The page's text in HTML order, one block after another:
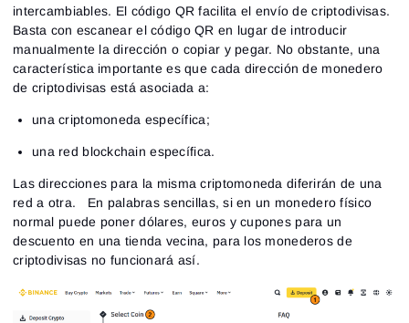
intercambiables. El código QR facilita el envío de criptodivisas.
Basta con escanear el código QR en lugar de introducir
manualmente la dirección o copiar y pegar. No obstante, una
característica importante es que cada dirección de monedero
de criptodivisas está asociada a:
una criptomoneda específica;
una red blockchain específica.
Las direcciones para la misma criptomoneda diferirán de una
red a otra. En palabras sencillas, si en un monedero físico
normal puede poner dólares, euros y cupones para un
descuento en una tienda vecina, para los monederos de
criptodivisas no funcionará así.